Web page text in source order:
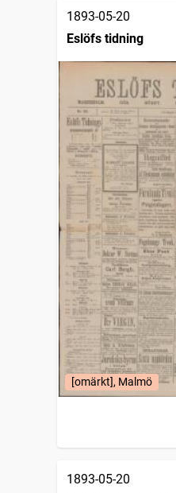
1893-05-20
Eslöfs tidning
[omärkt], Malmö
1893-05-20